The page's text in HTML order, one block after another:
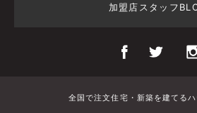
加盟店スタッフ
全国で注文住宅・新築を建てる